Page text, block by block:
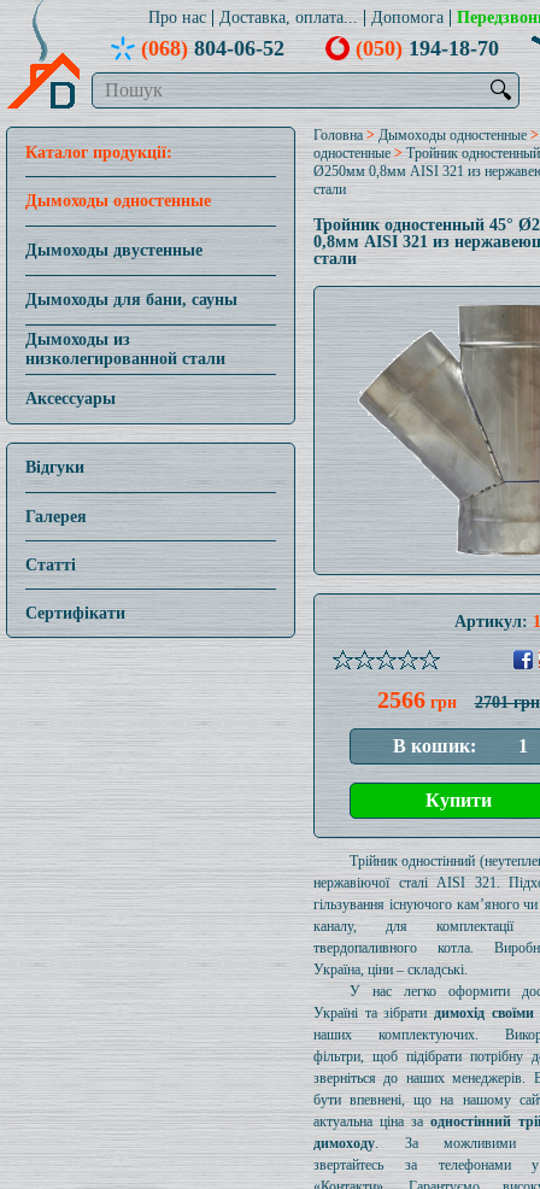
Про нас Доставка, оплата... Допомога
(068)804-06-52 (050)194-18-70
🔍
Каталог продукції:
Дымоходы одностенные
Дымоходы двустенные
Дымоходы для бани, сауны
Дымоходы из
низколегированной стали
Аксессуары
Відгуки
Галерея
Статті
Сертифікати
Головна > Дымоходы одностенные
одностенные >Тройник
Ø250мм 0,8мм AISI 321 из
стали
Тройник одностенный 45°
0,8мм AISI 321 из
стали
Артикул:
2566грн 2701 грн
Трійник одностінний
нержавіючої сталі AISI 321.
гільзування існуючого кам’яного
каналу, для комплектації
твердопаливного котла.
Україна, ціни – складські.
У нас легко оформити
Україні та зібратидимохід
наших комплектуючих.
фільтри, щоб підібрати потрібну
зверніться до наших менеджерів.
бути впевнені, що на нашому
актуальна ціна заодностінний
димоходу. За можливими
звертайтесь за телефонами